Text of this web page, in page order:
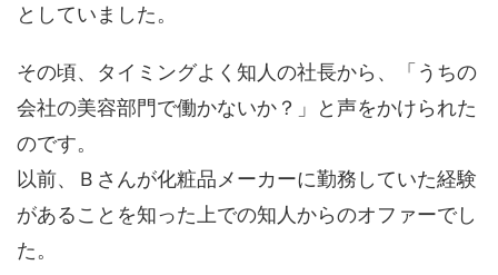
としていました。
その頃、タイミングよく知人の社長から、「うちの
会社の美容部門で働かないか？」と声をかけられた
のです。
以前、Ｂさんが化粧品メーカーに勤務していた経験
があることを知った上での知人からのオファーでし
た。